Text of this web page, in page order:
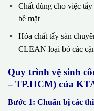
Chất dùng cho việc
bề mặt
Hóa chất tẩy sàn
CLEAN loại bỏ các
Quy trình vệ sinh
– TP.HCM) của
Bước 1: Chuẩn bị các